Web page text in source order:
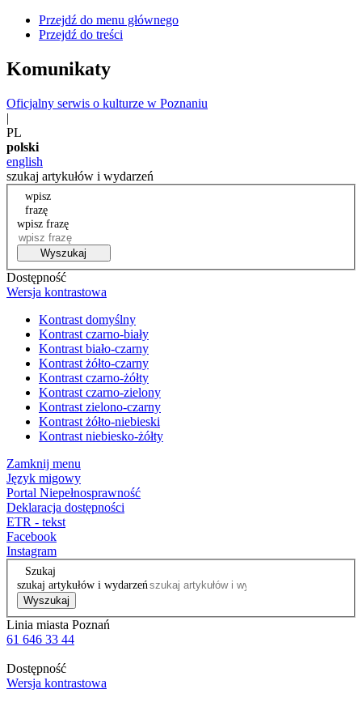
Przejdź do menu głównego
Przejdź do treści
Komunikaty
Oficjalny serwis o kulturze w Poznaniu
|
PL
polski
english
szukaj artykułów i wydarzeń
wpisz
frazę
wpisz frazę
Wyszukaj
Dostępność
Wersja kontrastowa
Kontrast domyślny
Kontrast czarno-biały
Kontrast biało-czarny
Kontrast żółto-czarny
Kontrast czarno-żółty
Kontrast czarno-zielony
Kontrast zielono-czarny
Kontrast żółto-niebieski
Kontrast niebiesko-żółty
Zamknij menu
Język migowy
Portal Niepełnosprawność
Deklaracja dostępności
ETR - tekst
Facebook
Instagram
Szukaj
szukaj artykułów i wydarzeń
Wyszukaj
Linia miasta Poznań
61 646 33 44
Dostępność
Wersja kontrastowa